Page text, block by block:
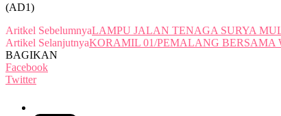
(AD1)
Aritkel SebelumnyaLAMPU JALAN TENAGA SURYA
Artikel SelanjutnyaKORAMIL 01/PEMALANG BERSAMA
BAGIKAN
Facebook
Twitter